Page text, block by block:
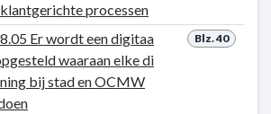
processen
Blz. 40
Er wordt een digitaa
waaraan elke di
bij stad en OCMW